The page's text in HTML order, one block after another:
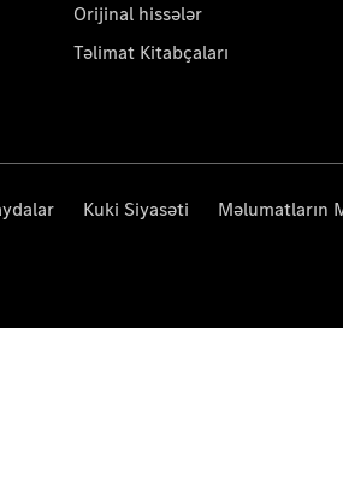
Orijinal hissələr
Təlimat Kitabçaları
Kuki Siyasəti Məlumatların